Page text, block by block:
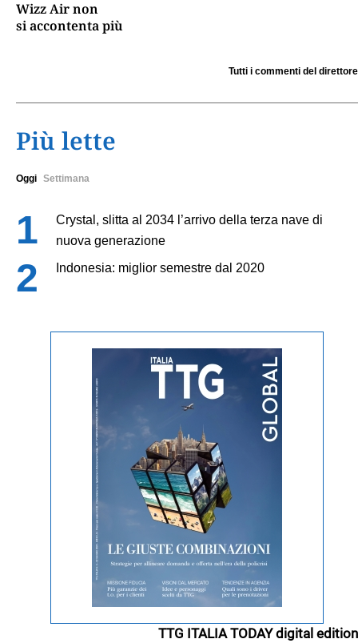
Wizz Air non
si accontenta più
Tutti i commenti del direttore
Più lette
Oggi Settimana
Crystal, slitta al 2034 l’arrivo della terza nave di
nuova generazione
Indonesia: miglior semestre dal 2020
TTG ITALIA TODAY digital edition